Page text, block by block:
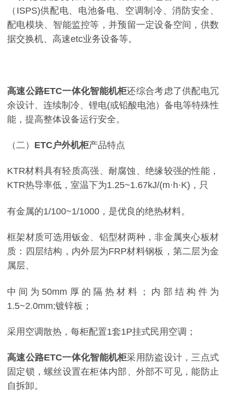
（ISPS)供配电、电池备电、空调制冷、消防安全、
配电模块、智能监控等，并预留一定设备空间，供数
据交换机、高速etc业务设备等。
高速公路ETC一体化智能机柜还综合考虑了供配电冗
余设计、连续制冷、锂电(或铅酸电池）备电等特殊性
能，提高整体设备运行安全。
（二） ETC户外机柜产品特点
KTR材料具有轻质高强、耐腐蚀、绝缘较强的性能，
KTR热导率低，室温下为1.25~1.67kJ/(m·h·K)，只
有金属的1/100~1/1000，是优良的绝热材料。
框架材质可选用钣金、铝型材两种，非金属夹心板材
质：四层结构，内外层为FRP材料钢板，第二层为金
属层、
中间为50mm厚的隔热材料；内部结构件为
1.5~2.0mm;镀锌板；
采用空调散热，每柜配置1套1P挂式民用空调；
高速公路ETC一体化智能机柜采用防盗设计，三点式
固定锁，螺丝设置在柜体内部、外部不可见，能防止
自拆卸。